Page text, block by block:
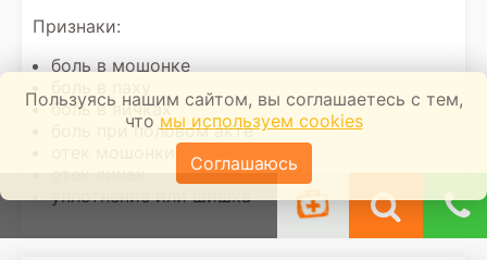
Признаки:
боль в мошонке
боль в яичках
боль при половом акте
уплотнение или шишка
Пользуясь нашим сайтом, вы соглашаетесь с тем,
что мы используем cookies
Соглашаюсь